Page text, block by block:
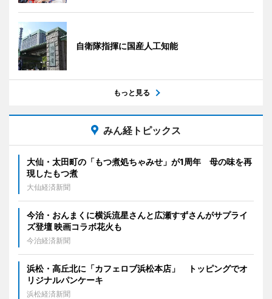
自衛隊指揮に国産人工知能
もっと見る
みん経トピックス
大仙・太田町の「もつ煮処ちゃみせ」が1周年 母の味を再
現したもつ煮
大仙経済新聞
今治・おんまくに横浜流星さんと広瀬すずさんがサプライ
ズ登壇 映画コラボ花火も
今治経済新聞
浜松・高丘北に「カフェロブ浜松本店」 トッピングでオ
リジナルパンケーキ
浜松経済新聞